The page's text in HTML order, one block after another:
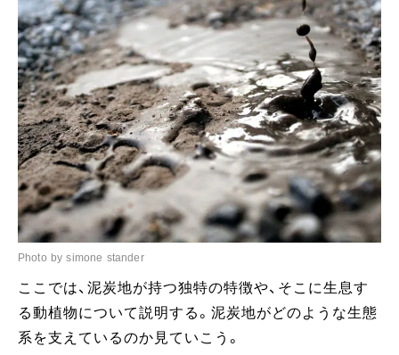
Photo by simone stander
ここでは、泥炭地が持つ独特の特徴や、そこに生息す
る動植物について説明する。泥炭地がどのような生態
系を支えているのか見ていこう。